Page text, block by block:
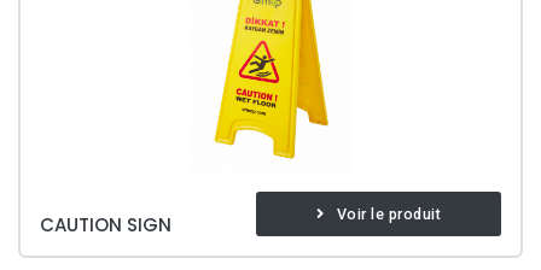
CAUTION SIGN Voir le produit